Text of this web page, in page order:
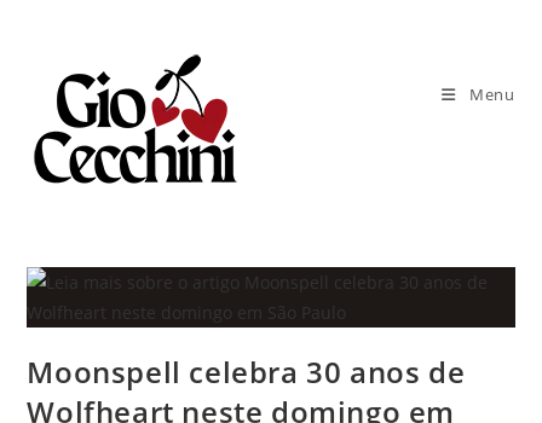
conteúdo
Menu
Moonspell celebra 30 anos de
Wolfheart neste domingo em